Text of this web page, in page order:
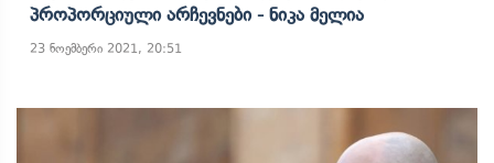
Პროპორციული Არჩევნები - Ნიკა Მელია
23 ნოემბერი 2021, 20:51